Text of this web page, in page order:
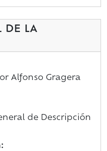
DE LA
Alfonso Gragera
de Descripción